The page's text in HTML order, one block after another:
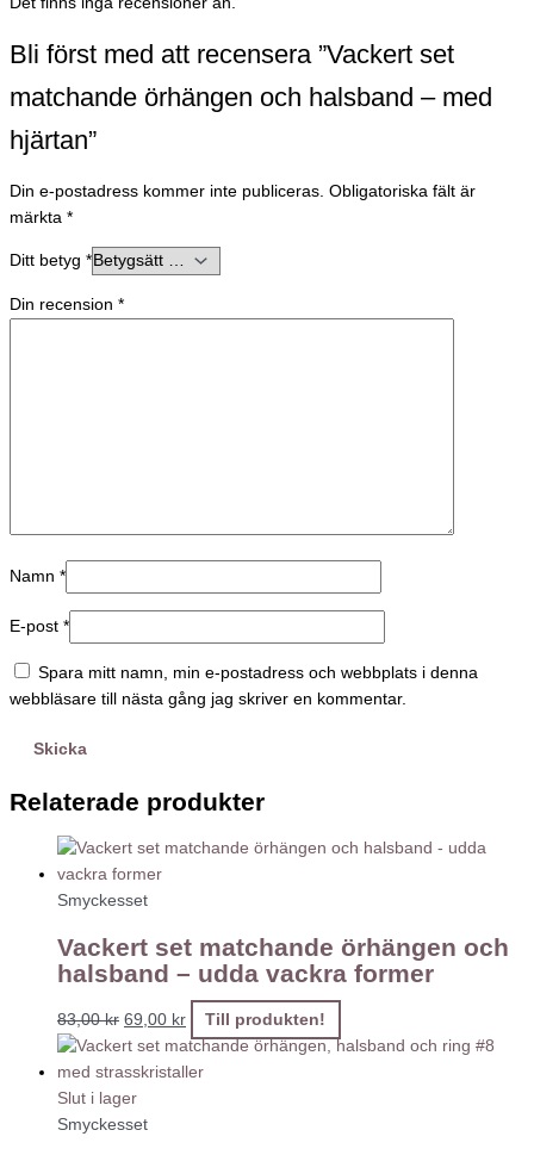
Bli först med att recensera ”Vackert set
matchande örhängen och halsband – med
hjärtan”
Din e-postadress kommer inte publiceras. Obligatoriska fält är
märkta *
Ditt betyg *
Din recension *
Namn *
E-post *
Spara mitt namn, min e-postadress och webbplats i denna
webbläsare till nästa gång jag skriver en kommentar.
Relaterade produkter
Smyckesset
Vackert set matchande örhängen och
halsband – udda vackra former
83,00kr 69,00 kr Till produkten!
Slut i lager
Smyckesset